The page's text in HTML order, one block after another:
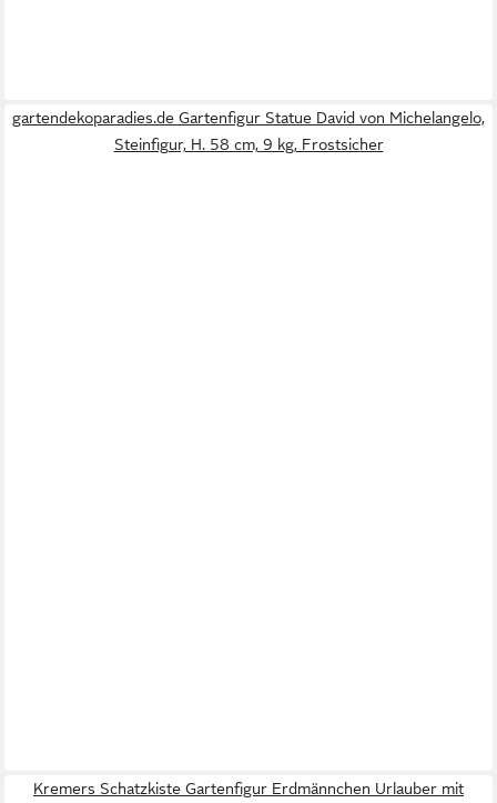
gartendekoparadies.de Gartenfigur Statue David von Michelangelo,
Steinfigur, H. 58 cm, 9 kg, Frostsicher
Kremers Schatzkiste Gartenfigur Erdmännchen Urlauber mit